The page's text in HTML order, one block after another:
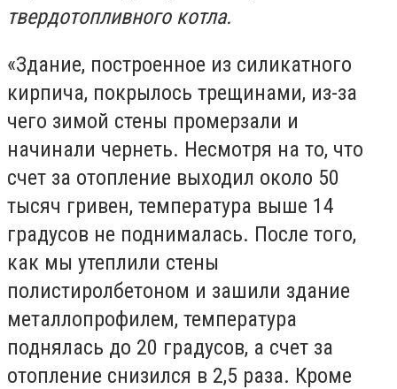
твердотопливного котла.
«Здание, построенное из силикатного
кирпича, покрылось трещинами, из-за
чего зимой стены промерзали и
начинали чернеть. Несмотря на то, что
счет за отопление выходил около 50
тысяч гривен, температура выше 14
градусов не поднималась. После того,
как мы утеплили стены
полистиролбетоном и зашили здание
металлопрофилем, температура
поднялась до 20 градусов, а счет за
отопление снизился в 2,5 раза. Кроме